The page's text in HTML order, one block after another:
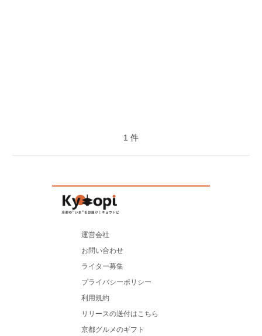
1 件
運営会社
お問い合わせ
ライター募集
プライバシーポリシー
利用規約
リリースの送付はこちら
京都グルメのギフト